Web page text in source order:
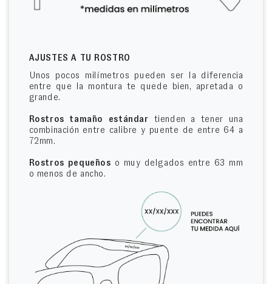
AJUSTES A TU ROSTRO
Unos pocos milímetros pueden ser la diferencia
entre que la montura te quede bien, apretada o
grande.
Rostros tamaño estándar tienden a tener una
combinación entre calibre y puente de entre 64 a
72mm.
Rostros pequeños o muy delgados entre 63 mm
o menos de ancho.